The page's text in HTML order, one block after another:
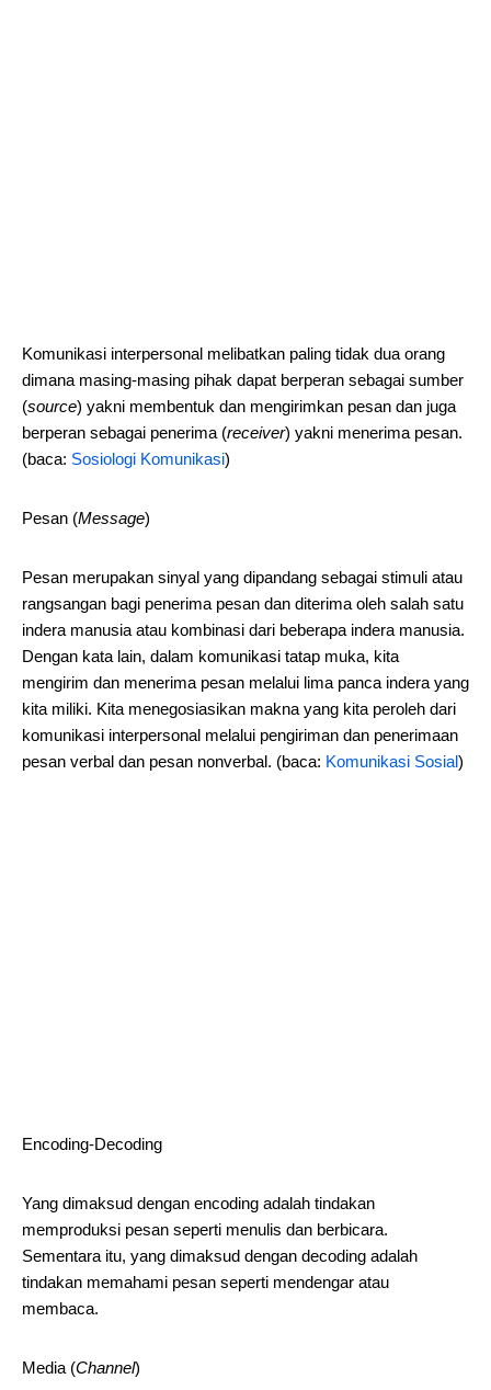
Komunikasi interpersonal melibatkan paling tidak dua orang
dimana masing-masing pihak dapat berperan sebagai sumber
(source) yakni membentuk dan mengirimkan pesan dan juga
berperan sebagai penerima (receiver) yakni menerima pesan.
(baca: Sosiologi Komunikasi)
Pesan (Message)
Pesan merupakan sinyal yang dipandang sebagai stimuli atau
rangsangan bagi penerima pesan dan diterima oleh salah satu
indera manusia atau kombinasi dari beberapa indera manusia.
Dengan kata lain, dalam komunikasi tatap muka, kita
mengirim dan menerima pesan melalui lima panca indera yang
kita miliki. Kita menegosiasikan makna yang kita peroleh dari
komunikasi interpersonal melalui pengiriman dan penerimaan
pesan verbal dan pesan nonverbal. (baca: Komunikasi Sosial)
Encoding-Decoding
Yang dimaksud dengan encoding adalah tindakan
memproduksi pesan seperti menulis dan berbicara.
Sementara itu, yang dimaksud dengan decoding adalah
tindakan memahami pesan seperti mendengar atau
membaca.
Media (Channel)